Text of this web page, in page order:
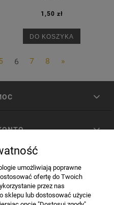
1,50 zł
DO KOSZYKA
6 7 8 »
umożliwiają poprawne
ofertę do Twoich
przez nas
sklepu lub dostosować użycie